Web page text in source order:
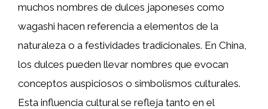
muchos nombres de dulces japoneses como
wagashi hacen referencia a elementos de la
naturaleza o a festividades tradicionales. En China,
los dulces pueden llevar nombres que evocan
conceptos auspiciosos o simbolismos culturales.
Esta influencia cultural se refleja tanto en el